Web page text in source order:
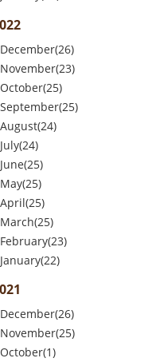
December(26)
November(23)
October(25)
September(25)
August(24)
July(24)
June(25)
May(25)
April(25)
March(25)
February(23)
January(22)
December(26)
November(25)
October(1)